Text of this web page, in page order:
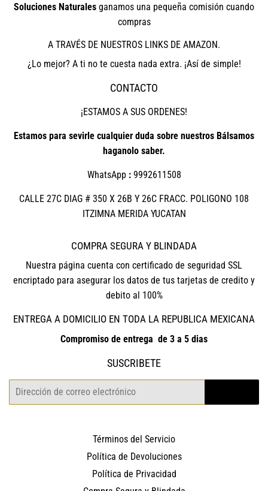
Soluciones Naturales ganamos una pequeña comisión cuando
compras
A TRAVÉS DE NUESTROS LINKS DE AMAZON.
¿Lo mejor? A ti no te cuesta nada extra. ¡Así de simple!
CONTACTO
¡ESTAMOS A SUS ORDENES!
Estamos para sevirle cualquier duda sobre nuestros Bálsamos
haganolo saber.
WhatsApp : 9992611508
CALLE 27C DIAG # 350 X 26B Y 26C FRACC. POLIGONO 108
ITZIMNA MERIDA YUCATAN
COMPRA SEGURA Y BLINDADA
Nuestra página cuenta con certificado de seguridad SSL
encriptado para asegurar los datos de tus tarjetas de credito y
debito al 100%
ENTREGA A DOMICILIO EN TODA LA REPUBLICA MEXICANA
Compromiso de entrega de 3 a 5 dias
SUSCRIBETE
Correo
Términos del Servicio
Política de Devoluciones
Política de Privacidad